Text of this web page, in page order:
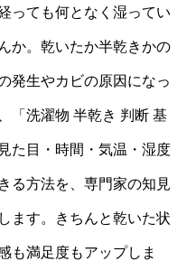
っても何となく湿ってい
か。乾いたか半乾きかの
発生やカビの原因になっ
「洗濯物 半乾き 判断 基
た目・時間・気温・湿度
る方法を、専門家の知見
ます。きちんと乾いた状
も満足度もアップしま